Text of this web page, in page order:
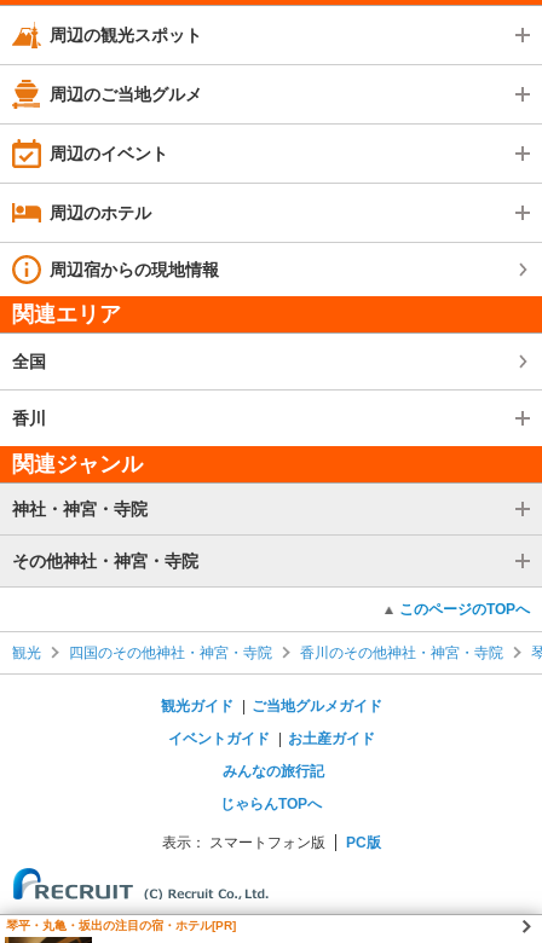
周辺の観光スポット
周辺のご当地グルメ
周辺のイベント
周辺のホテル
周辺宿からの現地情報
関連エリア
全国
香川
関連ジャンル
神社・神宮・寺院
その他神社・神宮・寺院
このページのTOPへ
観光 四国のその他神社・神宮・寺院 香川のその他神社・神宮・寺院
観光ガイド
ご当地グルメガイド
イベントガイド
お土産ガイド
みんなの旅行記
じゃらんTOPへ
表示： スマートフォン版 PC版
琴平・丸亀・坂出の注目の宿・ホテル[PR]